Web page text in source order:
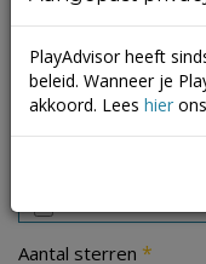
Aantal sterren *
PlayAdvisor heeft
beleid. Wanneer je
akkoord. Lees hier